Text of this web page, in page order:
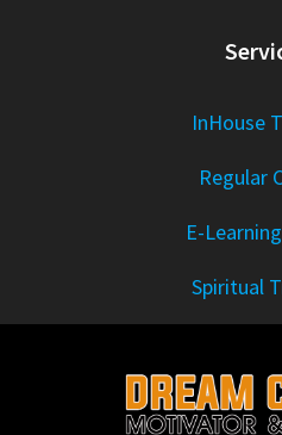
InHouse
Regular
E-
Spiritual